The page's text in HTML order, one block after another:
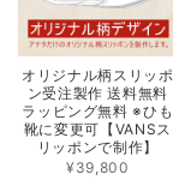
オリジナル柄スリッポ
ン受注製作 送料無料
ラッピング無料 ※ひも
靴に変更可【VANSス
リッポンで制作】
¥39,800